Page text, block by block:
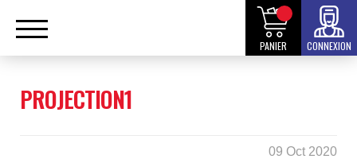
PANIER CONNEXION
PROJECTION1
09 Oct 2020